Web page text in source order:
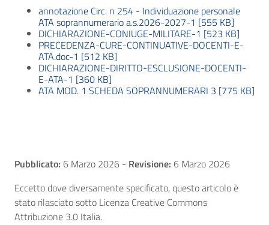
annotazione Circ. n 254 - Individuazione personale
ATA soprannumerario a.s.2026-2027-1 [555 KB]
DICHIARAZIONE-CONIUGE-MILITARE-1 [523 KB]
PRECEDENZA-CURE-CONTINUATIVE-DOCENTI-E-
ATA.doc-1 [512 KB]
DICHIARAZIONE-DIRITTO-ESCLUSIONE-DOCENTI-
E-ATA-1 [360 KB]
ATA MOD. 1 SCHEDA SOPRANNUMERARI 3 [775 KB]
Pubblicato: 6 Marzo 2026 - Revisione: 6 Marzo 2026
Eccetto dove diversamente specificato, questo articolo è
stato rilasciato sotto Licenza Creative Commons
Attribuzione 3.0 Italia.